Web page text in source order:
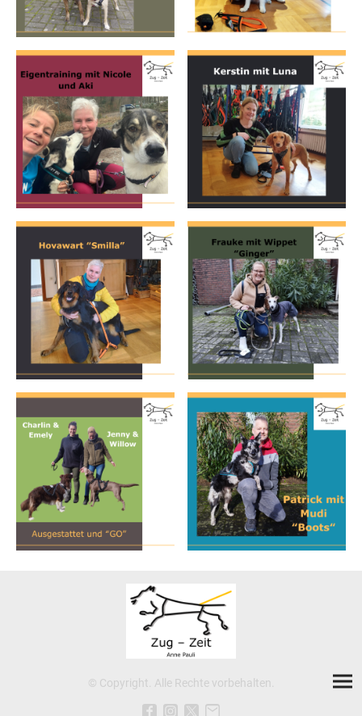
© Copyright. Alle Rechte vorbehalten.